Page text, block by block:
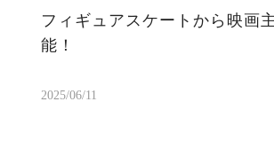
フィギュアスケートから映画
能！
2025/06/11